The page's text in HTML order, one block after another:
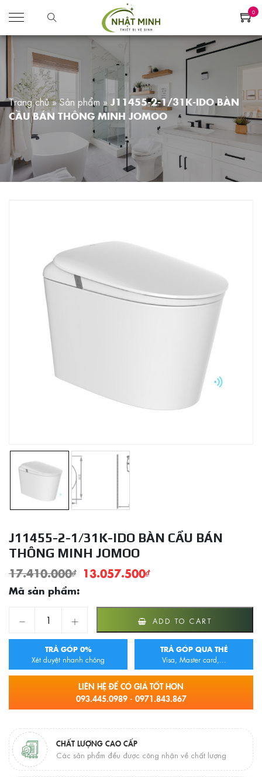
0
Trang chủ»Sản phẩm » J11455-2-1/31K-IDO BÀN
CẦU BÁN THÔNG MINH JOMOO
J11455-2-1/31K-IDO BÀN CẦU BÁN
THÔNG MINH JOMOO
17.410.000₫ 13.057.500₫
Mã sản phẩm:
ADD TO CART
TRẢ GÓP 0%
Xét duyệt nhanh chóng
TRẢ GÓP QUA THẺ
Visa, Master card,...
LIÊN HỆ ĐỂ CÓ GIÁ TỐT HƠN
093.445.0989 - 0971.843.867
CHẤT LƯỢNG CAO CẤP
Các sản phẩm đều được công nhận về chất lượng